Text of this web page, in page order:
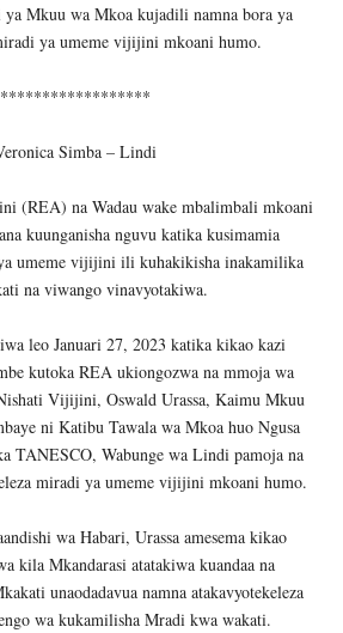
Mkuu wa Mkoa kujadili namna bora ya
ya umeme vijijini mkoani humo.
******************
Simba – Lindi
(REA) na Wadau wake mbalimbali mkoani
kuunganisha nguvu katika kusimamia
umeme vijijini ili kuhakikisha inakamilika
na viwango vinavyotakiwa.
leo Januari 27, 2023 katika kikao kazi
kutoka REA ukiongozwa na mmoja wa
Vijijini, Oswald Urassa, Kaimu Mkuu
ni Katibu Tawala wa Mkoa huo Ngusa
TANESCO, Wabunge wa Lindi pamoja na
miradi ya umeme vijijini mkoani humo.
wa Habari, Urassa amesema kikao
kila Mkandarasi atatakiwa kuandaa na
unaodadavua namna atakavyotekeleza
wa kukamilisha Mradi kwa wakati.